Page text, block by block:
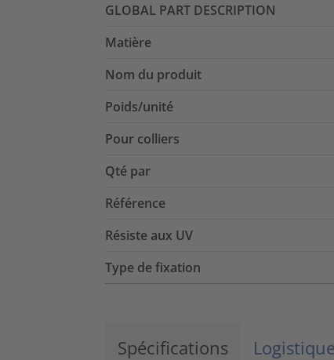
GLOBAL PART DESCRIPTION
Matière
Nom du produit
Poids/unité
Pour colliers
Qté par
Référence
Résiste aux UV
Type de fixation
Spécifications